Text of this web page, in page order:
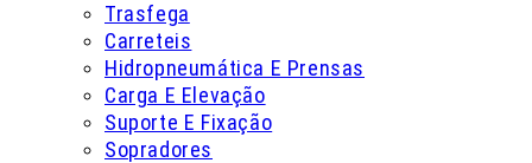
Trasfega
Carreteis
Hidropneumática E Prensas
Carga E Elevação
Suporte E Fixação
Sopradores